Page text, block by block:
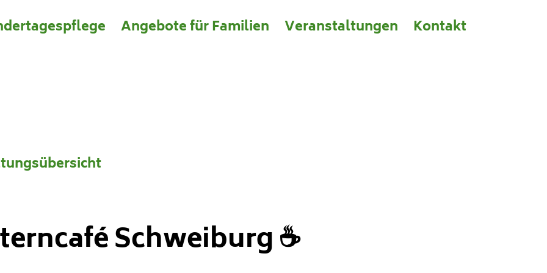
Angebote für Familien Veranstaltungen Kontakt
Schweiburg ☕